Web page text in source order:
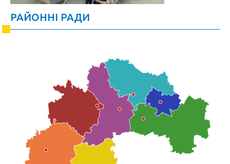
РАЙОННІ РАДИ